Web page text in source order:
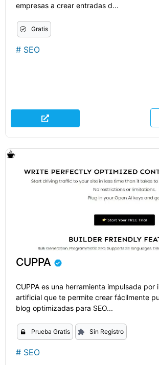
empresas a crear entradas d...
Gratis
# SEO
CUPPA
CUPPA es una herramienta impulsada por
artificial que te permite crear fácilmente
blog optimizadas para SEO...
Prueba Gratis Sin Registro
# SEO